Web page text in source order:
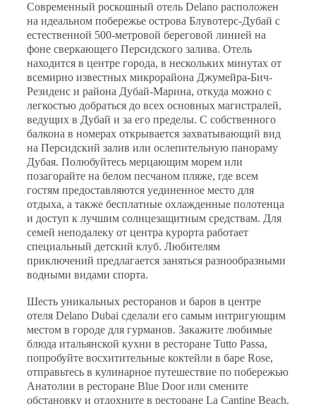
Современный роскошный отель Delano расположен
на идеальном побережье острова Блувотерс-Дубай с
естественной 500-метровой береговой линией на
фоне сверкающего Персидского залива. Отель
находится в центре города, в нескольких минутах от
всемирно известных микрорайона Джумейра-Бич-
Резиденс и района Дубай-Марина, откуда можно с
легкостью добраться до всех основных магистралей,
ведущих в Дубай и за его пределы. С собственного
балкона в номерах открывается захватывающий вид
на Персидский залив или ослепительную панораму
Дубая. Полюбуйтесь мерцающим морем или
позагорайте на белом песчаном пляже, где всем
гостям предоставляются уединенное место для
отдыха, а также бесплатные охлажденные полотенца
и доступ к лучшим солнцезащитным средствам. Для
семей неподалеку от центра курорта работает
специальный детский клуб. Любителям
приключений предлагается заняться разнообразными
водными видами спорта.
Шесть уникальных ресторанов и баров в центре
отеля Delano Dubai сделали его самым интригующим
местом в городе для гурманов. Закажите любимые
блюда итальянской кухни в ресторане Tutto Passa,
попробуйте восхитительные коктейли в баре Rose,
отправьтесь в кулинарное путешествие по побережью
Анатолии в ресторане Blue Door или смените
обстановку и отдохните в ресторане La Cantine Beach.